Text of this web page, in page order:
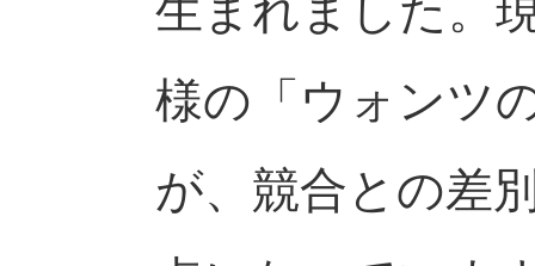
生まれました。
様の「ウォンツ
が、競合との差